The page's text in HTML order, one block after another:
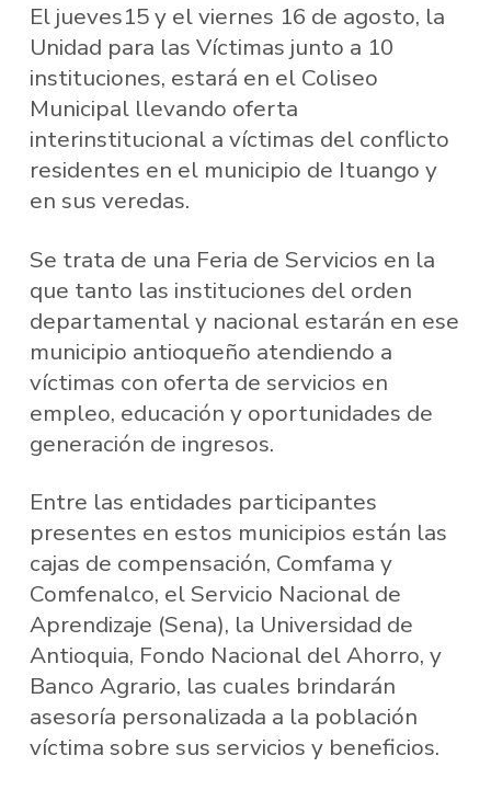
El jueves15 y el viernes 16 de agosto, la
Unidad para las Víctimas junto a 10
instituciones, estará en el Coliseo
Municipal llevando oferta
interinstitucional a víctimas del conflicto
residentes en el municipio de Ituango y
en sus veredas.
Se trata de una Feria de Servicios en la
que tanto las instituciones del orden
departamental y nacional estarán en ese
municipio antioqueño atendiendo a
víctimas con oferta de servicios en
empleo, educación y oportunidades de
generación de ingresos.
Entre las entidades participantes
presentes en estos municipios están las
cajas de compensación, Comfama y
Comfenalco, el Servicio Nacional de
Aprendizaje (Sena), la Universidad de
Antioquia, Fondo Nacional del Ahorro, y
Banco Agrario, las cuales brindarán
asesoría personalizada a la población
víctima sobre sus servicios y beneficios.